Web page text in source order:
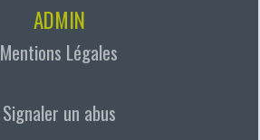
ADMIN
Mentions Légales
Signaler un abus